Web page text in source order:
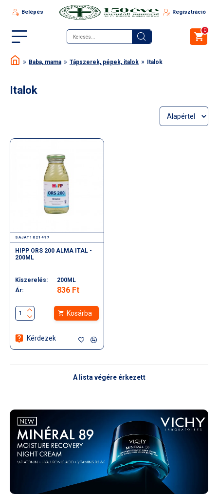
Belépés Regisztráció
0
Baba, mama Tápszerek, pépek, italok Italok
Italok
SAJAT1021497
HIPP ORS 200 ALMA ITAL -
200ML
Kiszerelés:
200ML
Ár:
836 Ft
Kosárba
Kérdezek
A lista végére érkezett